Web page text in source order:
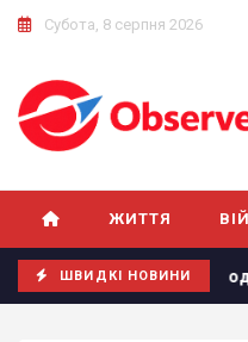
Субота, 8 серпня 2026
ЖИТТЯ
ШВИДКІ НОВИНИ
щодо